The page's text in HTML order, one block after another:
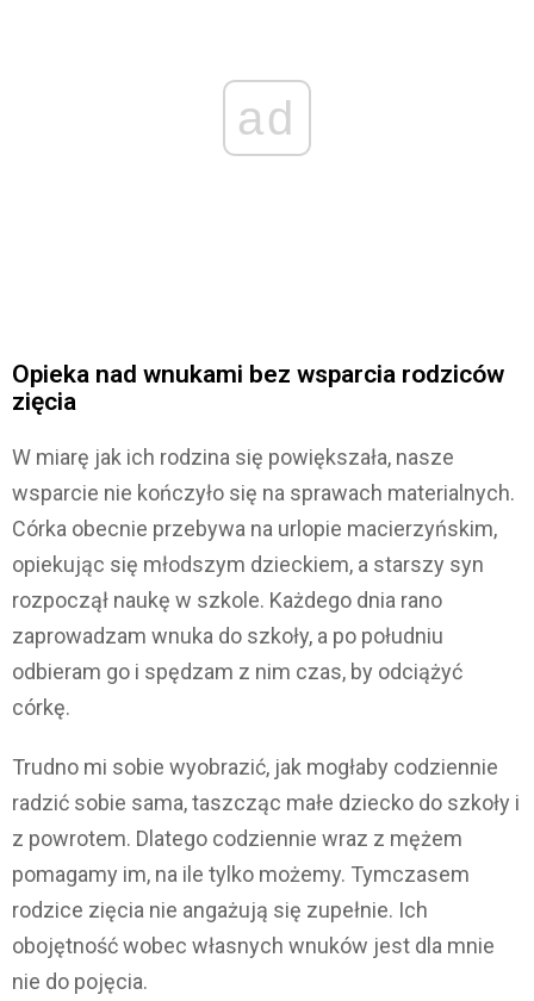
ad
Opieka nad wnukami bez wsparcia rodziców
zięcia
W miarę jak ich rodzina się powiększała, nasze
wsparcie nie kończyło się na sprawach materialnych.
Córka obecnie przebywa na urlopie macierzyńskim,
opiekując się młodszym dzieckiem, a starszy syn
rozpoczął naukę w szkole. Każdego dnia rano
zaprowadzam wnuka do szkoły, a po południu
odbieram go i spędzam z nim czas, by odciążyć
córkę.
Trudno mi sobie wyobrazić, jak mogłaby codziennie
radzić sobie sama, taszcząc małe dziecko do szkoły i
z powrotem. Dlatego codziennie wraz z mężem
pomagamy im, na ile tylko możemy. Tymczasem
rodzice zięcia nie angażują się zupełnie. Ich
obojętność wobec własnych wnuków jest dla mnie
nie do pojęcia.